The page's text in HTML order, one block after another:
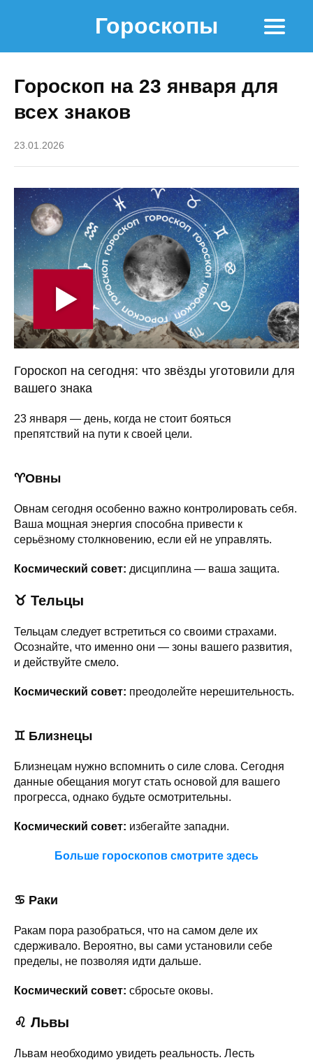
Гороскопы
Гороскоп на 23 января для
всех знаков
23.01.2026
Гороскоп на сегодня: что звёзды уготовили для
вашего знака
23 января — день, когда не стоит бояться
препятствий на пути к своей цели.
♈️Овны
Овнам сегодня особенно важно контролировать себя.
Ваша мощная энергия способна привести к
серьёзному столкновению, если ей не управлять.
Космический совет: дисциплина — ваша защита.
♉ Тельцы
Тельцам следует встретиться со своими страхами.
Осознайте, что именно они — зоны вашего развития,
и действуйте смело.
Космический совет: преодолейте нерешительность.
♊ Близнецы
Близнецам нужно вспомнить о силе слова. Сегодня
данные обещания могут стать основой для вашего
прогресса, однако будьте осмотрительны.
Космический совет: избегайте западни.
Больше гороскопов смотрите здесь
♋ Раки
Ракам пора разобраться, что на самом деле их
сдерживало. Вероятно, вы сами установили себе
пределы, не позволяя идти дальше.
Космический совет: сбросьте оковы.
♌ Львы
Львам необходимо увидеть реальность. Лесть